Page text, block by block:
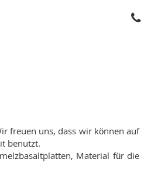
freuen uns, dass wir können auf
benutzt.
Material für die